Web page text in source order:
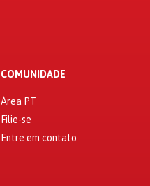
COMUNIDADE
Área PT
Filie-se
Entre em contato